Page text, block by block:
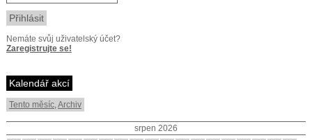
Nemáte svůj uživatelský účet?
Zaregistrujte se!
Kalendář akcí
Tento měsíc,Archiv
srpen 2026